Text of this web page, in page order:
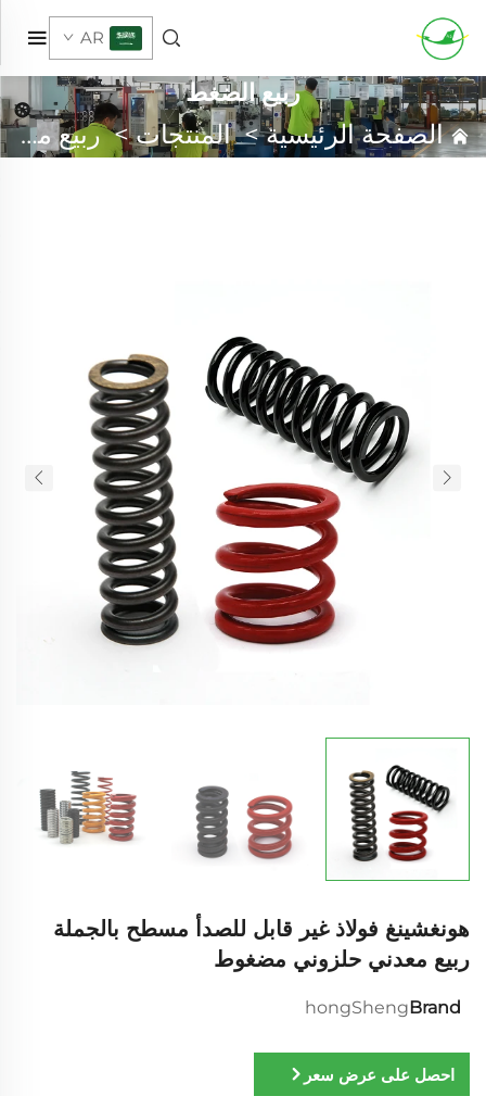
AR
ربيع الضغط
الصفحة الرئيسية>المنتجات>ربيع مخصص
هونغشينغ فولاذ غير قابل للصدأ مسطح بالجملة
ربيع معدني حلزوني مضغوط
Brand
hongSheng
احصل على عرض سعر